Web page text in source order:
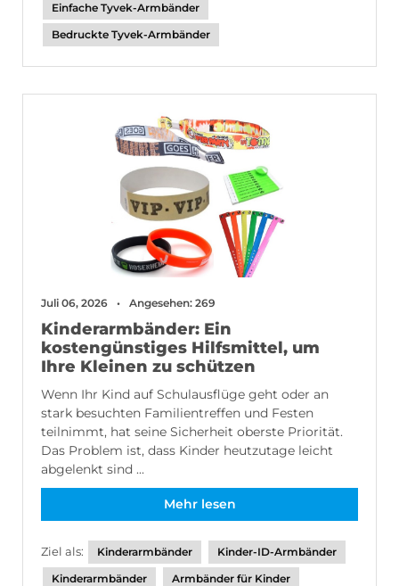
Einfache Tyvek-Armbänder
Bedruckte Tyvek-Armbänder
Juli 06, 2026 Angesehen: 269
Kinderarmbänder: Ein
kostengünstiges Hilfsmittel, um
Ihre Kleinen zu schützen
Wenn Ihr Kind auf Schulausflüge geht oder an
stark besuchten Familientreffen und Festen
teilnimmt, hat seine Sicherheit oberste Priorität.
Das Problem ist, dass Kinder heutzutage leicht
abgelenkt sind ...
Mehr lesen
Ziel als: Kinderarmbänder
Kinder-ID-Armbänder
Kinderarmbänder
Armbänder für Kinder